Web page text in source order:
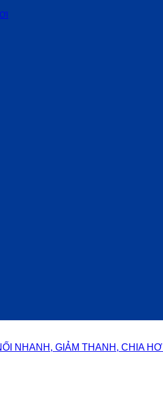
NHANH, GIẢM THANH, CHIA HƠI